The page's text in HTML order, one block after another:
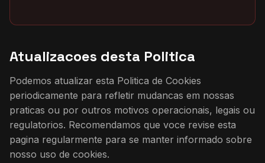
Atualizacoes desta Politica
Podemos atualizar esta Politica de Cookies
periodicamente para refletir mudancas em nossas
praticas ou por outros motivos operacionais, legais ou
regulatorios. Recomendamos que voce revise esta
pagina regularmente para se manter informado sobre
nosso uso de cookies.